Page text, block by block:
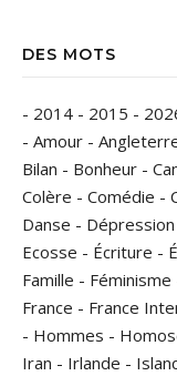
DES MOTS
- 2014 - 2015 -
- Amour -
Bilan - Bonheur -
Colère - Comédie -
Danse - Dépression
Ecosse - Écriture -
Famille - Féminisme
France - France
- Hommes -
Iran - Irlande -